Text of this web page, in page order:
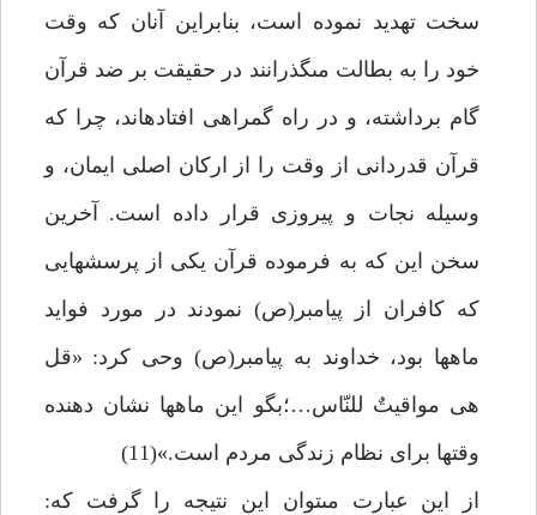
سخت تهديد نموده است، بنابراين آنان كه وقت
خود را به بطالت مى‏گذرانند در حقيقت بر ضد قرآن
گام برداشته، و در راه گمراهى افتاده‏اند، چرا كه
قرآن قدردانى از وقت را از اركان اصلى ايمان، و
وسيله نجات و پيروزى قرار داده است. آخرين
سخن اين كه به فرموده قرآن يكى از پرسش‏هايى
كه كافران از پيامبر(ص) نمودند در مورد فوايد
ماه‏ها بود، خداوند به پيامبر(ص) وحى كرد: «قل
هى مواقيتٌ للنّاس…؛بگو اين ماه‏ها نشان دهنده
وقت‏ها براى نظام زندگى مردم است.»(11)
از اين عبارت مى‏توان اين نتيجه را گرفت كه: